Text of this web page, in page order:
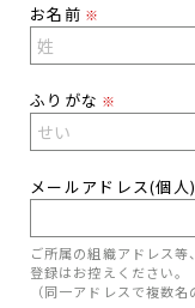
お名前 ※
ふりがな ※
メールアドレス(個人)
ご所属の組織アドレス
登録はお控えください。
（同一アドレスで複数